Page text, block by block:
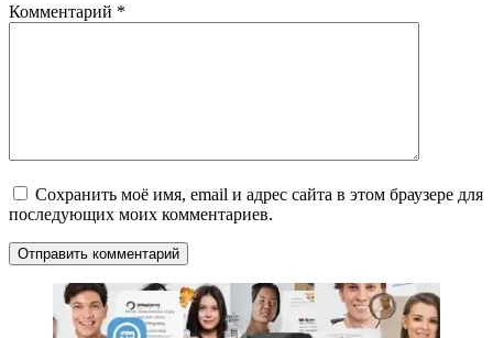
Комментарий *
Сохранить моё имя, email и адрес сайта в этом браузере для
последующих моих комментариев.